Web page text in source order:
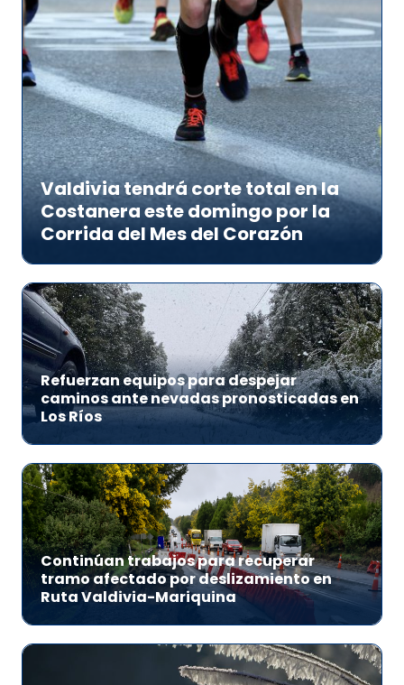
Valdivia tendrá corte total en la
Costanera este domingo por la
Corrida del Mes del Corazón
Refuerzan equipos para despejar
caminos ante nevadas pronosticadas en
Los Ríos
Continúan trabajos para recuperar
tramo afectado por deslizamiento en
Ruta Valdivia-Mariquina